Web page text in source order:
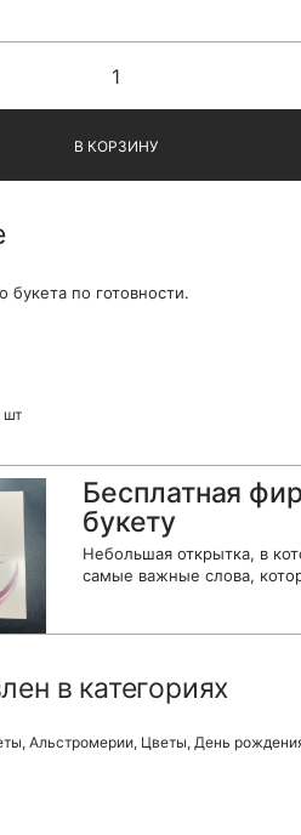
В КОРЗИНУ
букета по готовности.
шт
Бесплатная
букету
Небольшая открытка, в
самые важные слова,
в категориях
, Альстромерии, Цветы, День
не